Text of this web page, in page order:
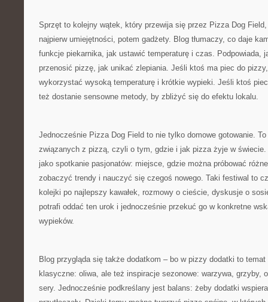
Sprzęt to kolejny wątek, który przewija się przez Pizza Dog
najpierw umiejętności, potem gadżety. Blog tłumaczy, co daje
funkcje piekarnika, jak ustawić temperaturę i czas. Podpowiada,
przenosić pizzę, jak unikać zlepiania. Jeśli ktoś ma piec do
wykorzystać wysoką temperaturę i krótkie wypieki. Jeśli ktoś
też dostanie sensowne metody, by zbliżyć się do efektu lokalu.
Jednocześnie Pizza Dog Field to nie tylko domowe gotowanie.
związanych z pizzą, czyli o tym, gdzie i jak pizza żyje w
jako spotkanie pasjonatów: miejsce, gdzie można próbować
zobaczyć trendy i nauczyć się czegoś nowego. Taki festiwal to
kolejki po najlepszy kawałek, rozmowy o cieście, dyskusje o
potrafi oddać ten urok i jednocześnie przekuć go w konkretne
wypieków.
Blog przygląda się także dodatkom – bo w pizzy dodatki to
klasyczne: oliwa, ale też inspiracje sezonowe: warzywa, grzyby,
sery. Jednocześnie podkreślany jest balans: żeby dodatki